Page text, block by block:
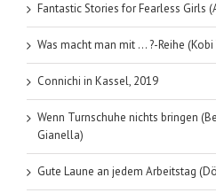
Fantastic Stories for Fearless Girls
Was macht man mit … ?-Reihe
Connichi in Kassel, 2019
Wenn Turnschuhe nichts bringen
Gianella)
Gute Laune an jedem Arbeitstag